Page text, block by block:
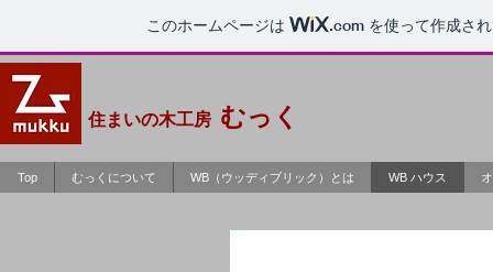
このホームページは .com を使って作成さ
住まいの木工房 むっく
Top むっくについて WB（ウッディブリック）とは WB ハウス